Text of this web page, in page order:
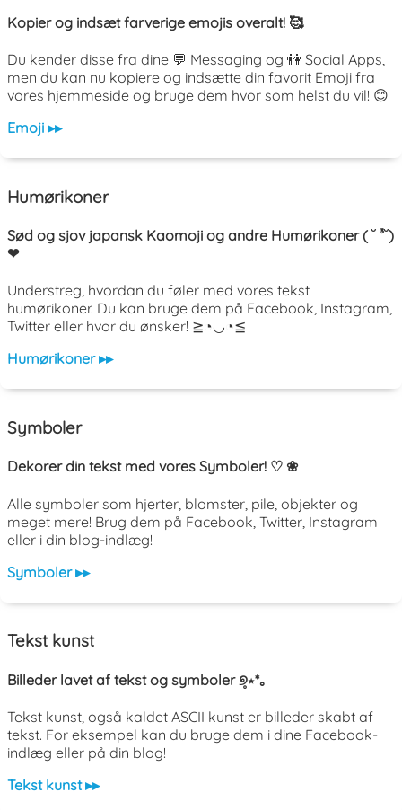
Kopier og indsæt farverige emojis overalt! 🥰
Du kender disse fra dine 💬 Messaging og 👫 Social Apps,
men du kan nu kopiere og indsætte din favorit Emoji fra
vores hjemmeside og bruge dem hvor som helst du vil! 😊
Emoji ▸▸
Humørikoner
Sød og sjov japansk Kaomoji og andre Humørikoner ( ˘ ³˘)
❤
Understreg, hvordan du føler med vores tekst
humørikoner. Du kan bruge dem på Facebook, Instagram,
Twitter eller hvor du ønsker! ≧◔◡◔≦
Humørikoner ▸▸
Symboler
Dekorer din tekst med vores Symboler! ♡ ❀
Alle symboler som hjerter, blomster, pile, objekter og
meget mere! Brug dem på Facebook, Twitter, Instagram
eller i din blog-indlæg!
Symboler ▸▸
Tekst kunst
Billeder lavet af tekst og symboler ୭̥⋆*｡
Tekst kunst, også kaldet ASCII kunst er billeder skabt af
tekst. For eksempel kan du bruge dem i dine Facebook-
indlæg eller på din blog!
Tekst kunst ▸▸